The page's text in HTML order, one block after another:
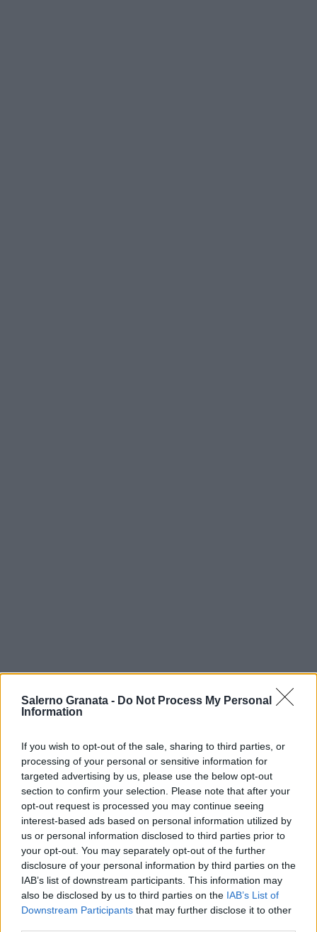
Salerno Granata - Do Not Process My Personal
Information
If you wish to opt-out of the sale, sharing to third parties, or
processing of your personal or sensitive information for
targeted advertising by us, please use the below opt-out
section to confirm your selection. Please note that after your
opt-out request is processed you may continue seeing
interest-based ads based on personal information utilized by
us or personal information disclosed to third parties prior to
your opt-out. You may separately opt-out of the further
disclosure of your personal information by third parties on the
IAB’s list of downstream participants. This information may
also be disclosed by us to third parties on the IAB’s List of
Downstream Participants that may further disclose it to other